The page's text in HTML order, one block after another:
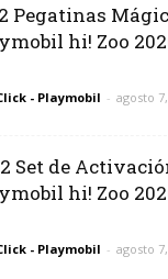
Pegatinas
hi! Zoo
- Playmobil - agosto
Set de
hi! Zoo
- Playmobil - agosto